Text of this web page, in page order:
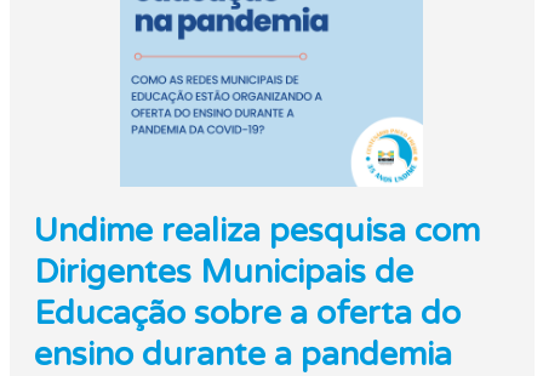
Undime realiza pesquisa com
Dirigentes Municipais de
Educação sobre a oferta do
ensino durante a pandemia